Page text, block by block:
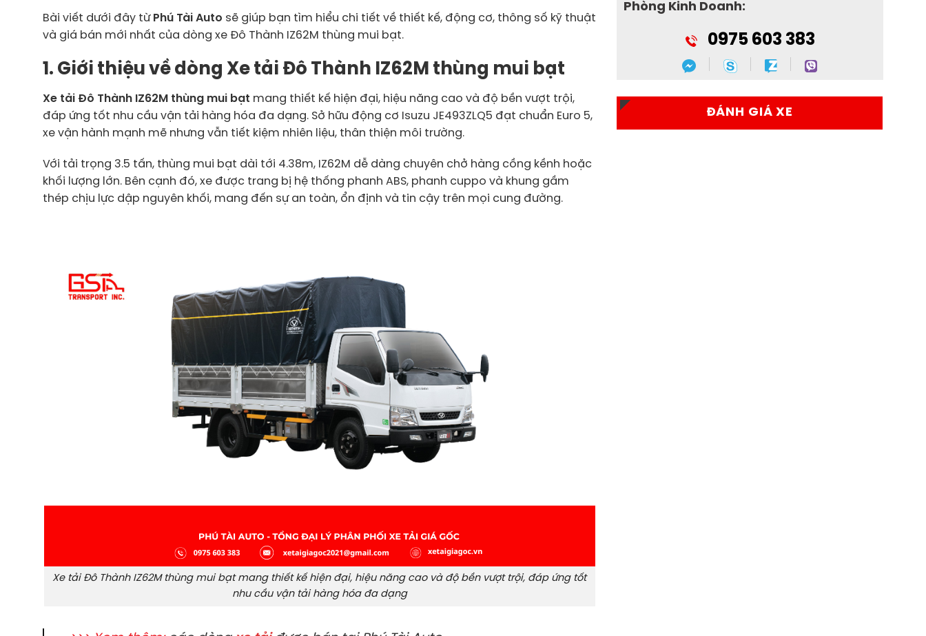
Bài viết dưới đây từ Phú Tài Auto sẽ giúp bạn tìm hiểu chi tiết về thiết kế, động cơ, thông số kỹ thuật
và giá bán mới nhất của dòng xe Đô Thành IZ62M thùng mui bạt.
1. Giới thiệu về dòng Xe tải Đô Thành IZ62M thùng mui bạt
Xe tải Đô Thành IZ62M thùng mui bạt mang thiết kế hiện đại, hiệu năng cao và độ bền vượt trội,
đáp ứng tốt nhu cầu vận tải hàng hóa đa dạng. Sở hữu động cơ Isuzu JE493ZLQ5 đạt chuẩn Euro 5,
xe vận hành mạnh mẽ nhưng vẫn tiết kiệm nhiên liệu, thân thiện môi trường.
Với tải trọng 3.5 tấn, thùng mui bạt dài tới 4.38m, IZ62M dễ dàng chuyên chở hàng cồng kềnh hoặc
khối lượng lớn. Bên cạnh đó, xe được trang bị hệ thống phanh ABS, phanh cuppo và khung gầm
thép chịu lực dập nguyên khối, mang đến sự an toàn, ổn định và tin cậy trên mọi cung đường.
Xe tải Đô Thành IZ62M thùng mui bạt mang thiết kế hiện đại, hiệu năng cao và độ bền vượt trội, đáp ứng tốt
nhu cầu vận tải hàng hóa đa dạng
Phòng Kinh Doanh:
0975 603 383
ĐÁNH GIÁ XE